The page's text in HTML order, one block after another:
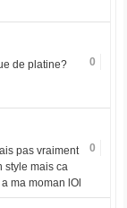
0
de platine?
0
pas vraiment
style mais ca
ma moman lOl